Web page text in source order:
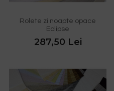
Rolete zi noapte opace
Eclipse
287,50 Lei